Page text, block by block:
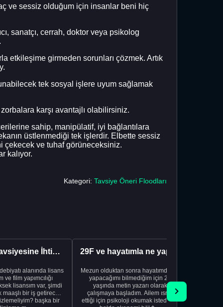
ve sessiz olduğum için insanlar beni hiç
sanatçı, cerrah, doktor veya psikolog
etkileşime girmeden sorunları çözmek. Artık
tek sosyal işlere uyum sağlamak
karşı avantajlı olabilirsiniz.
sahip, manipülatif, iyi bağlantılara
üstlenmediği tek işlerdir. Elbette sessiz
çekecek ve tuhaf görüneceksiniz.
kalıyor.
Kategori: Tavsiye Öneri Floodları
Kariyer Tavsiyesine İhtiyacınız Var
alanında lisans
ve film yapımcılığı
lisansım var, şimdi
maaşlı bir iş getirecek
başka bir
Mezun olduktan sonra hayatımda ne
yapacağımı bilmediğim için 20
yaşında metin yazarı olarak
çalışmaya başladım. Ailem ısrar
ettiği için psikoloji okumak istediğim